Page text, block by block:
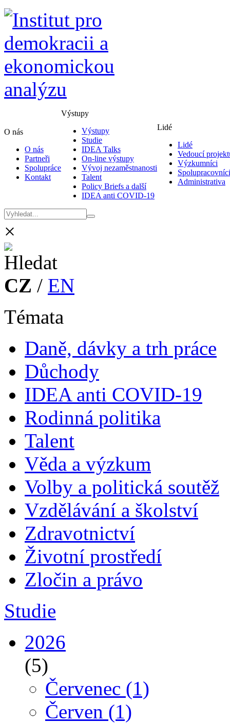
O nás
O nás
Partneři
Spolupráce
Kontakt
Výstupy
Výstupy
Studie
IDEA Talks
On-line výstupy
Vývoj nezaměstnanosti
Talent
Policy Briefs a další
IDEA anti COVID-19
Lidé
Lidé
Vedoucí
Výzkumníci
Spolupracovníci
Administrativa
×
CZ / EN
Témata
Daně, dávky a trh práce
Důchody
IDEA anti COVID-19
Rodinná politika
Talent
Věda a výzkum
Volby a politická soutěž
Vzdělávání a školství
Zdravotnictví
Životní prostředí
Zločin a právo
Studie
2026
(5)
Červenec (1)
Červen (1)